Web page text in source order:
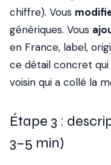
chiffre). Vous
génériques. Vous
en France, label,
ce détail concret
voisin qui a collé la
Étape 3 :
3–5 min)